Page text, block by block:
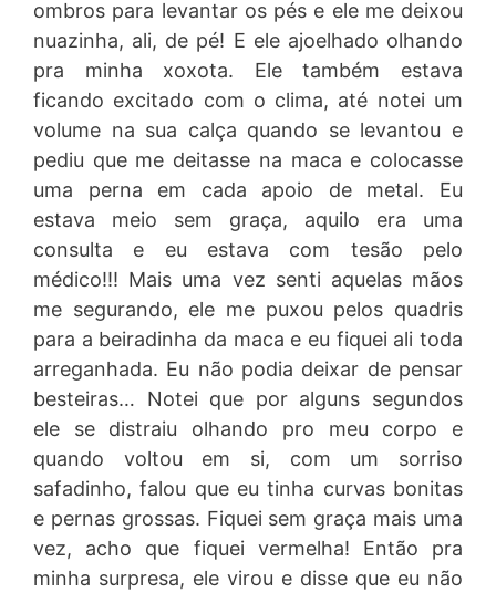
ombros para levantar os pés e ele me deixou
nuazinha, ali, de pé! E ele ajoelhado olhando
pra minha xoxota. Ele também estava
ficando excitado com o clima, até notei um
volume na sua calça quando se levantou e
pediu que me deitasse na maca e colocasse
uma perna em cada apoio de metal. Eu
estava meio sem graça, aquilo era uma
consulta e eu estava com tesão pelo
médico!!! Mais uma vez senti aquelas mãos
me segurando, ele me puxou pelos quadris
para a beiradinha da maca e eu fiquei ali toda
arreganhada. Eu não podia deixar de pensar
besteiras… Notei que por alguns segundos
ele se distraiu olhando pro meu corpo e
quando voltou em si, com um sorriso
safadinho, falou que eu tinha curvas bonitas
e pernas grossas. Fiquei sem graça mais uma
vez, acho que fiquei vermelha! Então pra
minha surpresa, ele virou e disse que eu não